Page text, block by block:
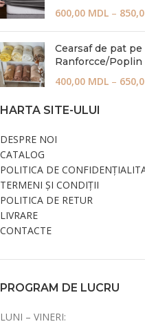
600,00 MDL –
Cearsaf de pat
Ranforcce/Poplin
400,00 MDL –
HARTA SITE-ULUI
DESPRE NOI
CATALOG
POLITICA DE
TERMENI ȘI CONDIȚII
POLITICA DE RETUR
LIVRARE
CONTACTE
PROGRAM DE LUCRU
LUNI – VINERI: